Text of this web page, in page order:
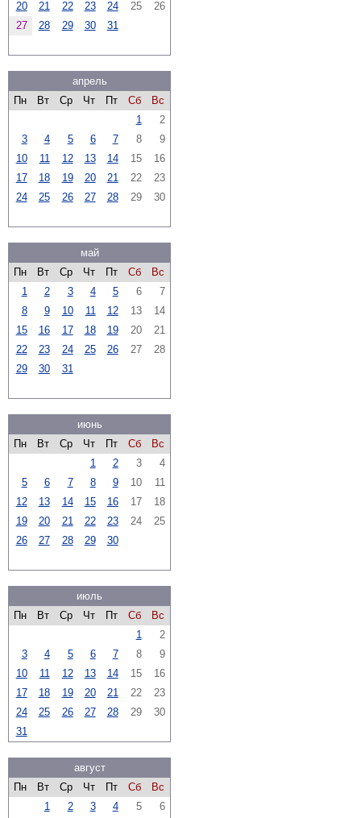
20 21 22 23 24 25
26
27
28 29 30 31
апрель
Пн
Вт Ср Чт Пт Сб
Вс
1
2
3
4 5 6 7 8
9
10
11 12 13 14 15
16
17
18 19 20 21 22
23
24
25 26 27 28 29 30
май
Пн
Вт Ср Чт Пт Сб
Вс
1
2 3 4 5 6
7
8
9 10 11 12 13
14
15
16 17 18 19 20
21
22
23 24 25 26 27
28
29
30 31
июнь
Пн
Вт Ср Чт Пт Сб
Вс
1
2 3
4
5
6 7 8 9 10
11
12
13 14 15 16 17
18
19
20 21 22 23 24
25
26
27 28 29 30
июль
Пн
Вт Ср Чт Пт Сб
Вс
1
2
3
4 5 6 7 8
9
10
11 12 13 14 15
16
17
18 19 20 21 22
23
24
25 26 27 28 29
30
31
август
Пн
Вт Ср Чт Пт Сб
Вс
1
2 3 4 5
6